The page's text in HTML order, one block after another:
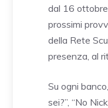
dal 16
prossimi
della Rete
presenza, al
Su ogni
sei?”, “No